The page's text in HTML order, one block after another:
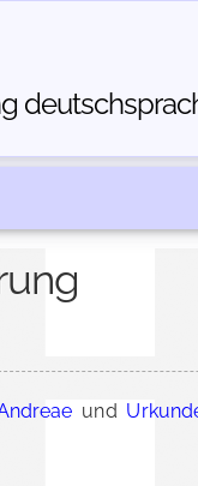
und